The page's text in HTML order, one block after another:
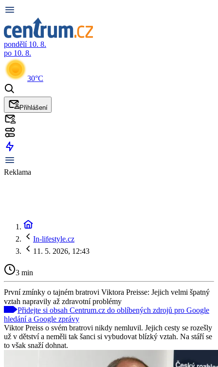
pondělí 10. 8.
po 10. 8.
30°C
Přihlášení
Reklama
In-lifestyle.cz
11. 5. 2026, 12:43
3 min
První zmínky o tajném bratrovi Viktora Preisse: Jejich velmi špatný
vztah napravily až zdravotní problémy
Přidejte si obsah Centrum.cz do oblíbených zdrojů pro Google
hledání a Google zprávy
Viktor Preiss o svém bratrovi nikdy nemluvil. Jejich cesty se rozešly
už v dětství a neměli tak šanci si vybudovat blízký vztah. Na stáří se
to však snaží dohnat.